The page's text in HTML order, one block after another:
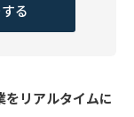
る
をリアルタイムに